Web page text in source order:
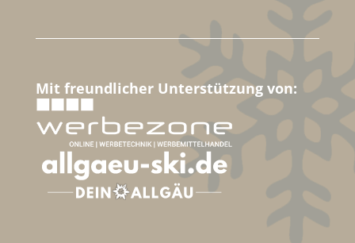
Mit freundlicher Unterstützung von: